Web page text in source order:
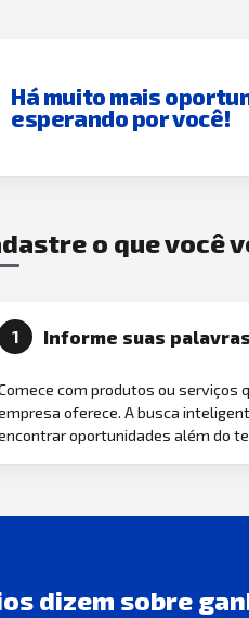
Há muito mais
esperando por você!
o que você
1 Informe suas
com produtos ou serviços
oferece. A busca
oportunidades além do
dizem sobre